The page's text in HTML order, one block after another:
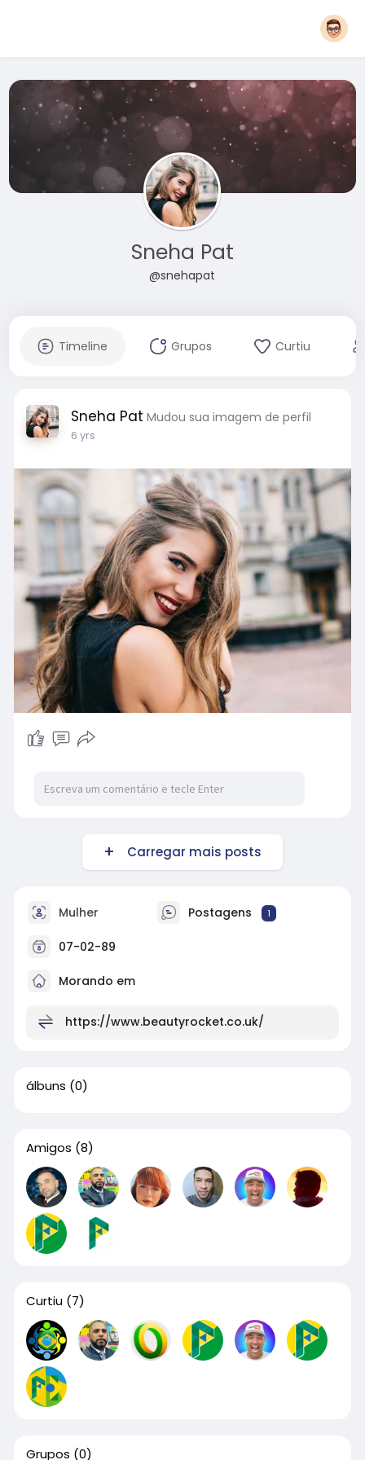
Sneha Pat
@snehapat
Timeline Grupos Curtiu
Sneha Pat Mudou sua imagem de perfil
6 yrs
Carregar mais posts
Mulher Postagens 1
07-02-89
Morando em
https://www.beautyrocket.co.uk/
álbuns (0)
Amigos (8)
Curtiu (7)
Grupos (0)